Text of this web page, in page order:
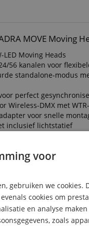
MOVE Moving
LED Moving Heads
56 kanalen voor
standalone-modus
perfect
Wireless-DMX met
voor snelle
inclusief lichtstatief
X1 Moving Head Set
kop voor
16 kanalen voor
geluidsgestuurde
voor
gebruiken we cookies.
cookies om
en analyse
zoals